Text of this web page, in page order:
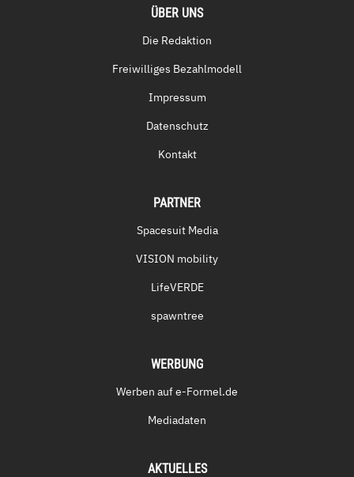
ÜBER UNS
Die Redaktion
Freiwilliges Bezahlmodell
Impressum
Datenschutz
Kontakt
PARTNER
Spacesuit Media
VISION mobility
LifeVERDE
spawntree
WERBUNG
Werben auf e-Formel.de
Mediadaten
AKTUELLES